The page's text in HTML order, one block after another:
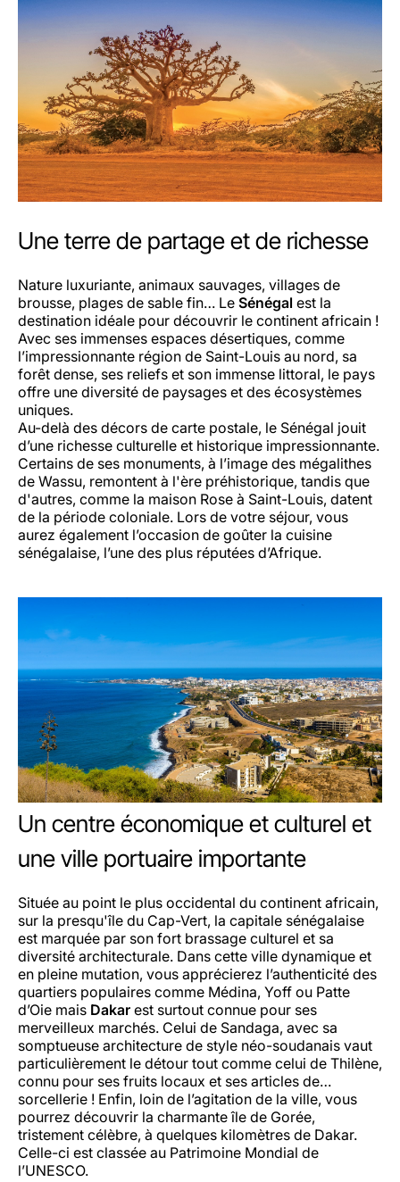
Une terre de partage et de richesse
Nature luxuriante, animaux sauvages, villages de
brousse, plages de sable fin… Le Sénégal est la
destination idéale pour découvrir le continent africain !
Avec ses immenses espaces désertiques, comme
l’impressionnante région de Saint-Louis au nord, sa
forêt dense, ses reliefs et son immense littoral, le pays
offre une diversité de paysages et des écosystèmes
uniques.
Au-delà des décors de carte postale, le Sénégal jouit
d’une richesse culturelle et historique impressionnante.
Certains de ses monuments, à l’image des mégalithes
de Wassu, remontent à l'ère préhistorique, tandis que
d'autres, comme la maison Rose à Saint-Louis, datent
de la période coloniale. Lors de votre séjour, vous
aurez également l’occasion de goûter la cuisine
sénégalaise, l’une des plus réputées d’Afrique.
Un centre économique et culturel et
une ville portuaire importante
Située au point le plus occidental du continent africain,
sur la presqu'île du Cap-Vert, la capitale sénégalaise
est marquée par son fort brassage culturel et sa
diversité architecturale. Dans cette ville dynamique et
en pleine mutation, vous apprécierez l’authenticité des
quartiers populaires comme Médina, Yoff ou Patte
d’Oie mais Dakar est surtout connue pour ses
merveilleux marchés. Celui de Sandaga, avec sa
somptueuse architecture de style néo-soudanais vaut
particulièrement le détour tout comme celui de Thilène,
connu pour ses fruits locaux et ses articles de…
sorcellerie ! Enfin, loin de l’agitation de la ville, vous
pourrez découvrir la charmante île de Gorée,
tristement célèbre, à quelques kilomètres de Dakar.
Celle-ci est classée au Patrimoine Mondial de
l’UNESCO.